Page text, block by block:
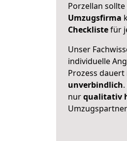
Porzellan
Umzugsfirma
Checklistefür
Unser
individuelle
Prozess
unverbindlich
nurqualitativ